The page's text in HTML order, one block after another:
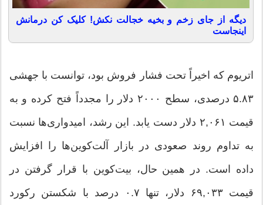
دیگه از جای زخم و بخیه خجالت نکش! کلیک کن درمانش
اینجاست
اتریوم که اخیراً تحت فشار فروش بود، توانست با جهشی
۵.۸۳ درصدی، سطح ۲۰۰۰ دلار را مجدداً فتح کرده و به
قیمت ۲,۰۶۱ دلار دست یابد. این رشد، امیدواری‌ها نسبت
به تداوم روند صعودی در بازار آلت‌کوین‌ها را افزایش
داده است. در همین حال، بیت‌کوین با قرار گرفتن در
قیمت ۶۹,۰۳۳ دلار، تنها ۰.۷ درصد با شکستن رکورد